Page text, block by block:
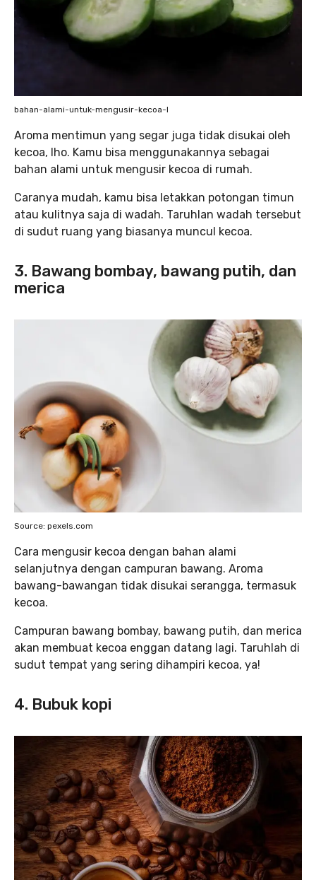
bahan-alami-untuk-mengusir-kecoa-l
Aroma mentimun yang segar juga tidak disukai oleh
kecoa, lho. Kamu bisa menggunakannya sebagai
bahan alami untuk mengusir kecoa di rumah.
Caranya mudah, kamu bisa letakkan potongan timun
atau kulitnya saja di wadah. Taruhlan wadah tersebut
di sudut ruang yang biasanya muncul kecoa.
3. Bawang bombay, bawang putih, dan
merica
Source: pexels.com
Cara mengusir kecoa dengan bahan alami
selanjutnya dengan campuran bawang. Aroma
bawang-bawangan tidak disukai serangga, termasuk
kecoa.
Campuran bawang bombay, bawang putih, dan merica
akan membuat kecoa enggan datang lagi. Taruhlah di
sudut tempat yang sering dihampiri kecoa, ya!
4. Bubuk kopi